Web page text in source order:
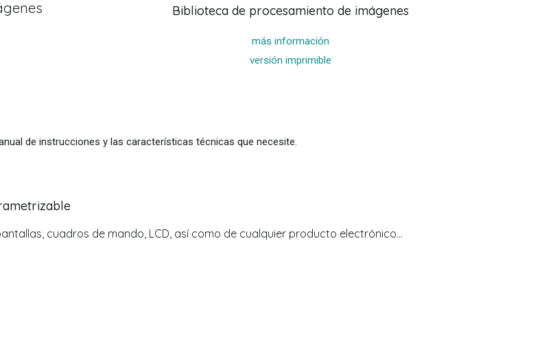
Biblioteca de procesamiento de imágenes
más información
versión imprimible
de instrucciones y las características técnicas que necesite.
cuadros de mando, LCD, así como de cualquier producto electrónico…